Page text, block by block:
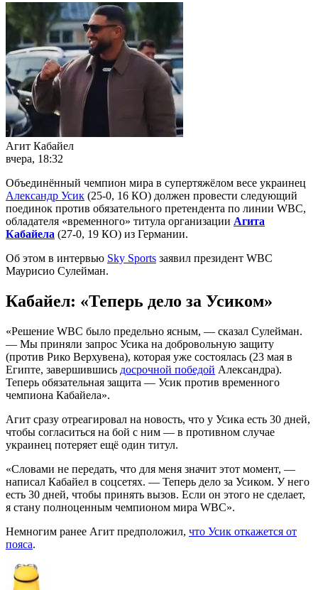
Агит Кабайел
вчера, 18:32
Объединённый чемпион мира в супертяжёлом весе украинец
Александр Усик (25-0, 16 КО) должен провести следующий
поединок против обязательного претендента по линии WBC,
обладателя «временного» титула организации Агита
Кабайела (27-0, 19 КО) из Германии.
Об этом в интервью Sky Sports заявил президент WBC
Маурисио Сулейман.
Кабайел: «Теперь дело за Усиком»
«Решение WBC было предельно ясным, — сказал Сулейман.
— Мы приняли запрос Усика на добровольную защиту
(против Рико Верхувена), которая уже состоялась (23 мая в
Египте, завершившись досрочной победой Александра).
Теперь обязательная защита — Усик против временного
чемпиона Кабайела».
Агит сразу отреагировал на новость, что у Усика есть 30 дней,
чтобы согласиться на бой с ним — в противном случае
украинец потеряет ещё один титул.
«Словами не передать, что для меня значит этот момент, —
написал Кабайел в соцсетях. — Теперь дело за Усиком. У него
есть 30 дней, чтобы принять вызов. Если он этого не сделает,
я стану полноценным чемпионом мира WBC».
Немногим ранее Агит предположил, что Усик откажется от
пояса.